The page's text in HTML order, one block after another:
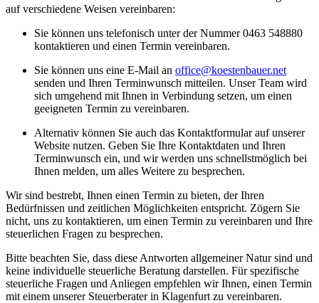
auf verschiedene Weisen vereinbaren:
Sie können uns telefonisch unter der Nummer 0463 548880
kontaktieren und einen Termin vereinbaren.
Sie können uns eine E-Mail an office@koestenbauer.net
senden und Ihren Terminwunsch mitteilen. Unser Team wird
sich umgehend mit Ihnen in Verbindung setzen, um einen
geeigneten Termin zu vereinbaren.
Alternativ können Sie auch das Kontaktformular auf unserer
Website nutzen. Geben Sie Ihre Kontaktdaten und Ihren
Terminwunsch ein, und wir werden uns schnellstmöglich bei
Ihnen melden, um alles Weitere zu besprechen.
Wir sind bestrebt, Ihnen einen Termin zu bieten, der Ihren
Bedürfnissen und zeitlichen Möglichkeiten entspricht. Zögern Sie
nicht, uns zu kontaktieren, um einen Termin zu vereinbaren und Ihre
steuerlichen Fragen zu besprechen.
Bitte beachten Sie, dass diese Antworten allgemeiner Natur sind und
keine individuelle steuerliche Beratung darstellen. Für spezifische
steuerliche Fragen und Anliegen empfehlen wir Ihnen, einen Termin
mit einem unserer Steuerberater in Klagenfurt zu vereinbaren.